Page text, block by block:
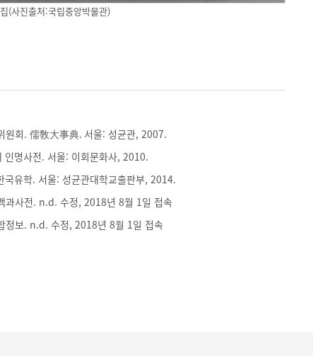
(사진출처:국립중앙박물관)
원회. 儒敎大事典. 서울: 성균관, 2007.
인명사전. 서울: 이회문화사, 2010.
국유학. 서울: 성균관대학교출판부, 2014.
과사전. n.d. 수정, 2018년 8월 1일 접속
정보. n.d. 수정, 2018년 8월 1일 접속